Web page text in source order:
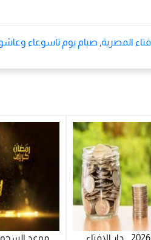
المصرية, صيام يوم تاسوعاء